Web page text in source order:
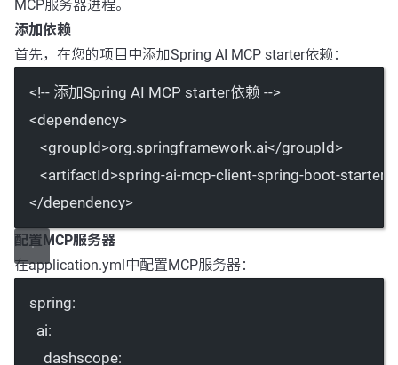
MCP服务器进程。
添加依赖
首先，在您的项目中添加Spring AI MCP starter依赖：
<!-- 添加Spring AI MCP starter依赖 -->
<dependency>
<groupId>org.springframework.ai</groupId>
<artifactId>spring-ai-mcp-client-spring-boot-
</dependency>
配置MCP服务器
在application.yml中配置MCP服务器：
spring:
ai:
dashscope: